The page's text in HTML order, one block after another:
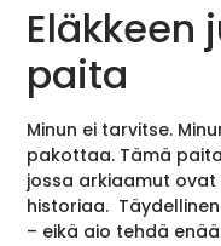
Eläkkeen
paita
Minun ei tarvitse.
pakottaa. Tämä
jossa arkiaamut ovat
historiaa.
– eikä aio tehdä